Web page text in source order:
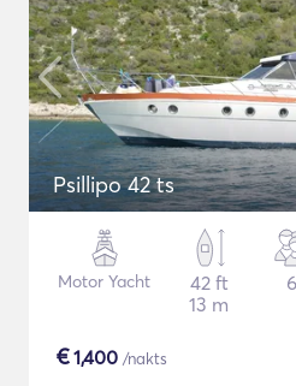
Psillipo 42 ts
Motor Yacht
42 ft
13 m
6
€1,400 /nakts